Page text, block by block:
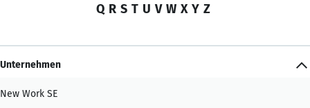
Q R S T U V W X Y Z
Unternehmen
New Work SE